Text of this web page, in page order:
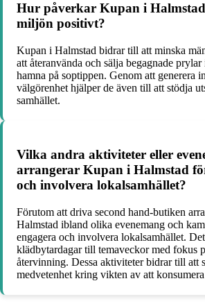
Hur påverkar Kupan i
miljön positivt?
Kupan i Halmstad bidrar till att minska
att återanvända och sälja begagnade
hamna på soptippen. Genom att generera
välgörenhet hjälper de även till att stödja
samhället.
Vilka andra aktiviteter eller
arrangerar Kupan i Halmstad
och involvera lokalsamhället?
Förutom att driva second hand-butiken
Halmstad ibland olika evenemang och
engagera och involvera lokalsamhället.
klädbytardagar till temaveckor med fokus
återvinning. Dessa aktiviteter bidrar till att
medvetenhet kring vikten av att